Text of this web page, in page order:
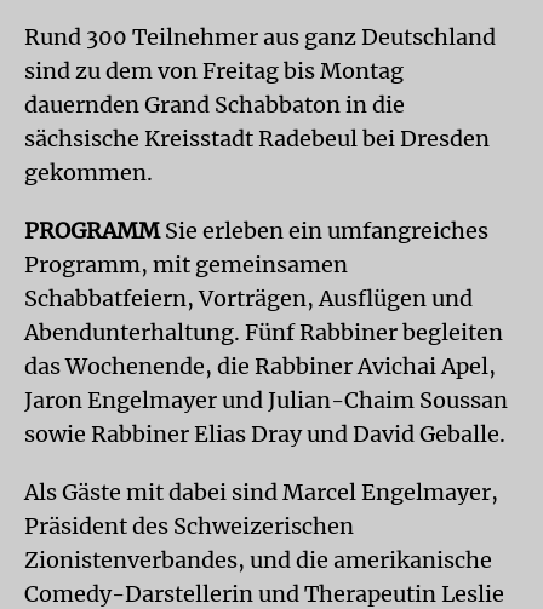
Rund 300 Teilnehmer aus ganz Deutschland
sind zu dem von Freitag bis Montag
dauernden Grand Schabbaton in die
sächsische Kreisstadt Radebeul bei Dresden
gekommen.
PROGRAMMSie erleben ein umfangreiches
Programm, mit gemeinsamen
Schabbatfeiern, Vorträgen, Ausflügen und
Abendunterhaltung. Fünf Rabbiner begleiten
das Wochenende, die Rabbiner Avichai Apel,
Jaron Engelmayer und Julian-Chaim Soussan
sowie Rabbiner Elias Dray und David Geballe.
Als Gäste mit dabei sind Marcel Engelmayer,
Präsident des Schweizerischen
Zionistenverbandes, und die amerikanische
Comedy-Darstellerin und Therapeutin Leslie